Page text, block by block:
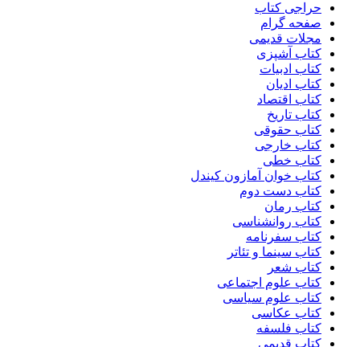
حراجی کتاب
صفحه گرام
مجلات قدیمی
کتاب آشپزی
کتاب ادبیات
کتاب ادیان
کتاب اقتصاد
کتاب تاریخ
کتاب حقوقی
کتاب خارجی
کتاب خطی
کتاب خوان آمازون کیندل
کتاب دست دوم
کتاب رمان
کتاب روانشناسی
کتاب سفرنامه
کتاب سینما و تئاتر
کتاب شعر
کتاب علوم اجتماعی
کتاب علوم سیاسی
کتاب عکاسی
کتاب فلسفه
کتاب قدیمی